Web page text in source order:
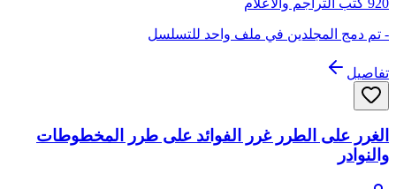
- تم دمج المجلدين في ملف واحد للتسلسل
تفاصيل
الغرر على الطرر غرر الفوائد على طرر المخطوطات
والنوادر